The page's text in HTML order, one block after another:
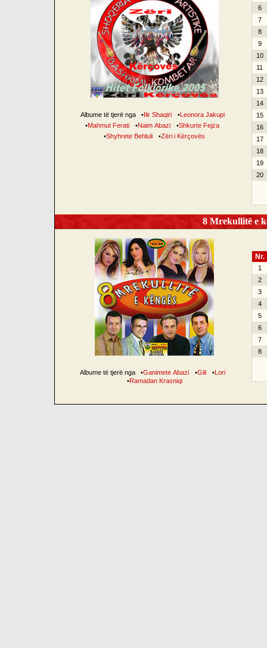
Albume të tjerë nga •Ilir Shaqiri •Leonora Jakupi
•Mahmut Ferati •Naim Abazi •Shkurte Fejza
•Shyhrete Behluli •Zëri i Kërçovës
6
7
8
9
10
11
12
13
14
15
16
17
18
19
20
8 Mrekullitë e
Albume të tjerë nga •Ganimete Abazi •Gili •Lori
•Ramadan Krasniqi
Nr.
1
2
3
4
5
6
7
8